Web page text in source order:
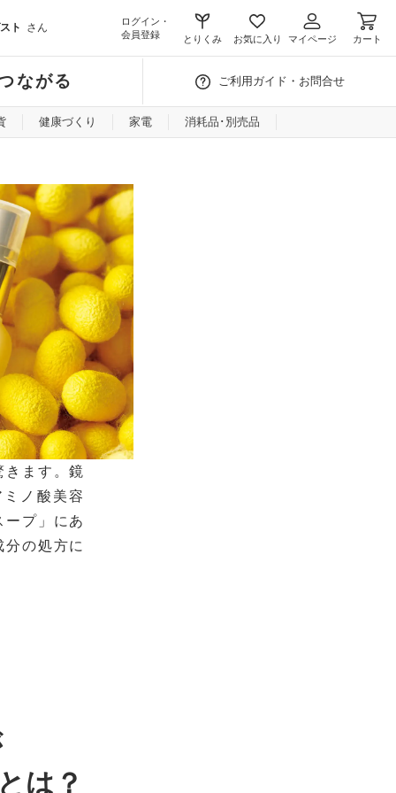
ト さん
ログイン・
会員登録
とりくみ お気に入り マイページ カート
ながる ご利用ガイド・お問合せ
健康づくり 家電 消耗品･別売品
きます。鏡
ノ酸美容
プ」にあ
の処方に
とは？